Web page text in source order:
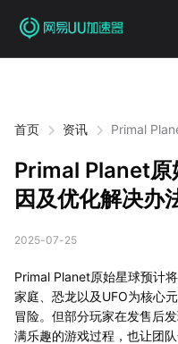
首页 资讯
Primal
Primal Planet原
因及优化解决办
2025-07-25
Primal Planet原始星球预计
家庭、恐龙以及UFO为核心
冒险。但部分玩家在发售后
满乐趣的游戏过程，也让团